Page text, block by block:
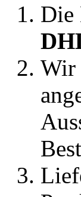
Die
Wir